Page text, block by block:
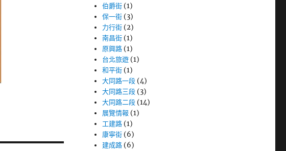
伯爵街 (1)
保一街 (3)
力行街 (2)
南昌街 (1)
原興路 (1)
台北旅遊 (1)
和平街 (1)
大同路一段 (4)
大同路三段 (3)
大同路二段 (14)
展覽情報 (1)
工建路 (1)
康寧街 (6)
建成路 (6)